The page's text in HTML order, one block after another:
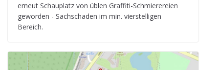
erneut Schau­platz von üblen Graf­fiti-Schmie­re­reien
gewor­den - Sach­scha­den im min. vier­stel­li­gen
Bereich.